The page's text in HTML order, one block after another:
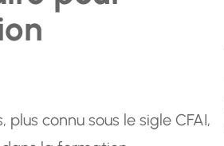
connu sous le sigle CFAI,